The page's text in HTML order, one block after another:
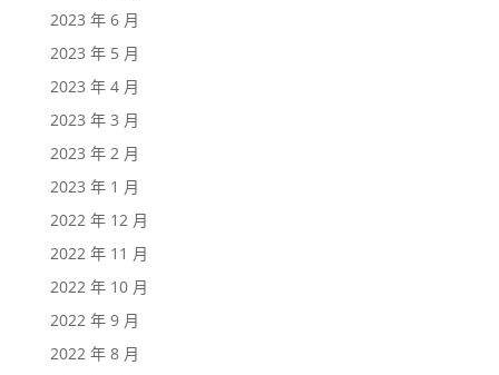
2023 年 6 月
2023 年 5 月
2023 年 4 月
2023 年 3 月
2023 年 2 月
2023 年 1 月
2022 年 12 月
2022 年 11 月
2022 年 10 月
2022 年 9 月
2022 年 8 月